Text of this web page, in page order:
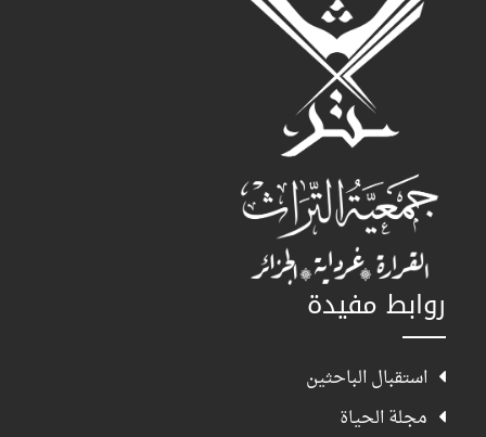
روابط مفيدة
استقبال الباحثين
مجلة الحياة